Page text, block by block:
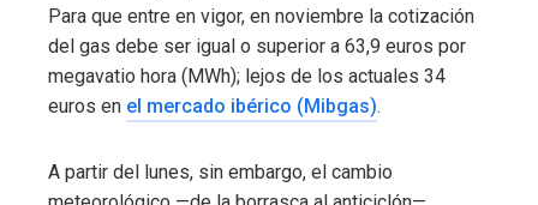
Para que entre en vigor, en noviembre la cotización
del gas debe ser igual o superior a 63,9 euros por
megavatio hora (MWh); lejos de los actuales 34
euros en el mercado ibérico (Mibgas).
A partir del lunes, sin embargo, el cambio